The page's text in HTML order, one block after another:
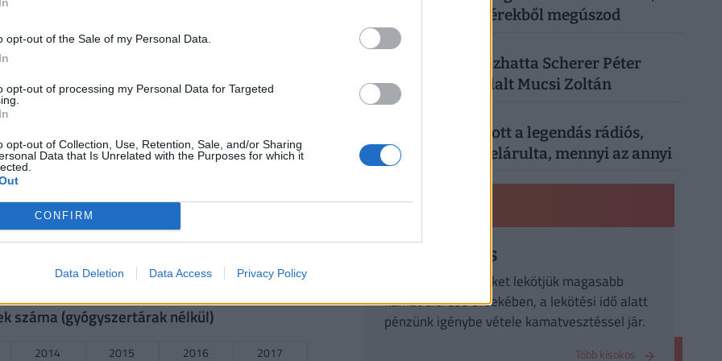
opt-out of the Sale of my Personal Data.
opt-out of processing my Personal Data for Targeted
opt-out of Collection, Use, Retention, Sale, and/or Sharing
Data that Is Unrelated with the Purposes for which it
CONFIRM
Data Deletion Data Access Privacy Policy
151.778 155.059 156 149.118
száma
2014 2015 2016
2017
1794.167 1872.765 1975.75 1954.188
száma (gyógyszertárak nélkül)
2014 2015 2016
2017
a vacsorát is fillérekből megúszod
4 SZÓRAKOZÁS
Kiderült, mi okozhatta Scherer Péter
halálát: megszólalt Mucsi Zoltán
Nyugdíjáról vallott a legendás rádiós,
Bochkor Gábor: elárulta, mennyi az annyi
PÉNZÜGYI KISOKOS
Betétlekötés
látra szóló pénzünket lekötjük magasabb
kamat elérése érdekében, a lekötési idő alatt
pénzünk igénybe vétele kamatvesztéssel jár.
Több kisokos